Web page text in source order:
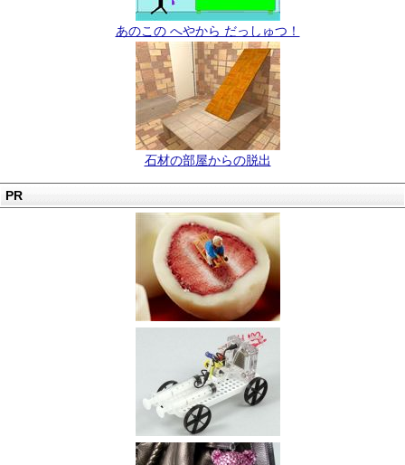
あのこの へやから だっしゅつ！
石材の部屋からの脱出
PR